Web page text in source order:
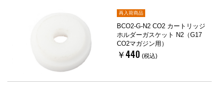
再入荷商品
BCO2-G-N2 CO2 カートリッジ
ホルダーガスケット N2（G17
CO2マガジン用）
￥440 (税込)